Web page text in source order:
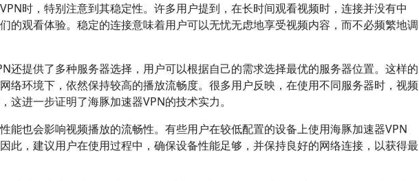
时，特别注意到其稳定性。许多用户提到，在长时间观看视频时，连接并没有中
的观看体验。稳定的连接意味着用户可以无忧无虑地享受视频内容，而不必频繁地调
还提供了多种服务器选择，用户可以根据自己的需求选择最优的服务器位置。这样的
络环境下，依然保持较高的播放流畅度。很多用户反映，在使用不同服务器时，视频
这进一步证明了海豚加速器VPN的技术实力。
能也会影响视频播放的流畅性。有些用户在较低配置的设备上使用海豚加速器VPN
此，建议用户在使用过程中，确保设备性能足够，并保持良好的网络连接，以获得最